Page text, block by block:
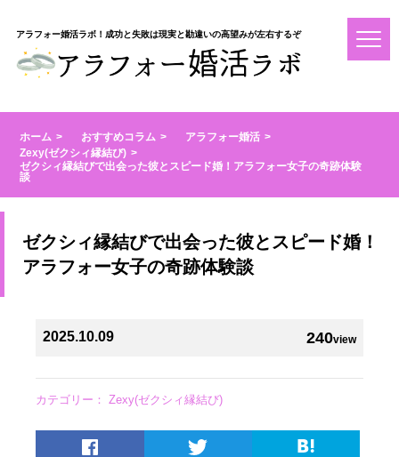
アラフォー婚活ラボ！成功と失敗は現実と勘違いの高望みが左右するぞ
ホーム おすすめコラム
アラフォー婚活
Zexy(ゼクシィ縁結び)
ゼクシィ縁結びで出会った彼とスピード婚！アラフォー女子の奇跡体験
談
ゼクシィ縁結びで出会った彼とスピード婚！
アラフォー女子の奇跡体験談
240view
2025.10.09
カテゴリー： Zexy(ゼクシィ縁結び)